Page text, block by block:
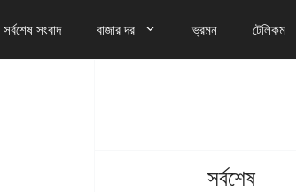
সর্বশেষ সংবাদ বাজার দর ভ্রমন টেলিকম
সর্বশেষ